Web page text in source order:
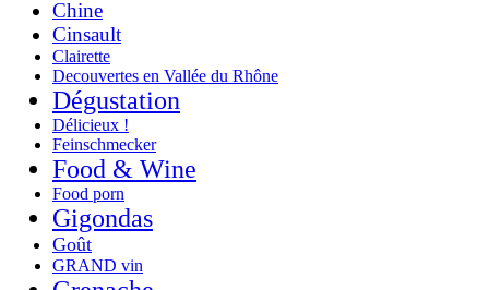
Chine
Cinsault
Clairette
Decouvertes en Vallée du Rhône
Dégustation
Délicieux !
Feinschmecker
Food & Wine
Food porn
Gigondas
Goût
GRAND vin